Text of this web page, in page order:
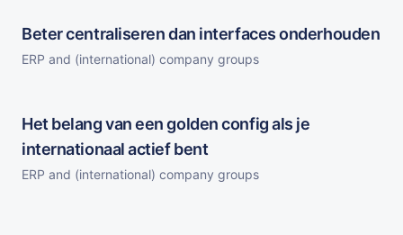
Beter centraliseren dan interfaces onderhouden
ERP and (international) company groups
Het belang van een golden config als je
internationaal actief bent
ERP and (international) company groups